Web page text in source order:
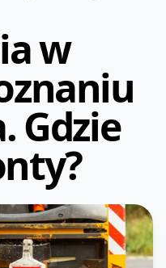
w
Gdzie